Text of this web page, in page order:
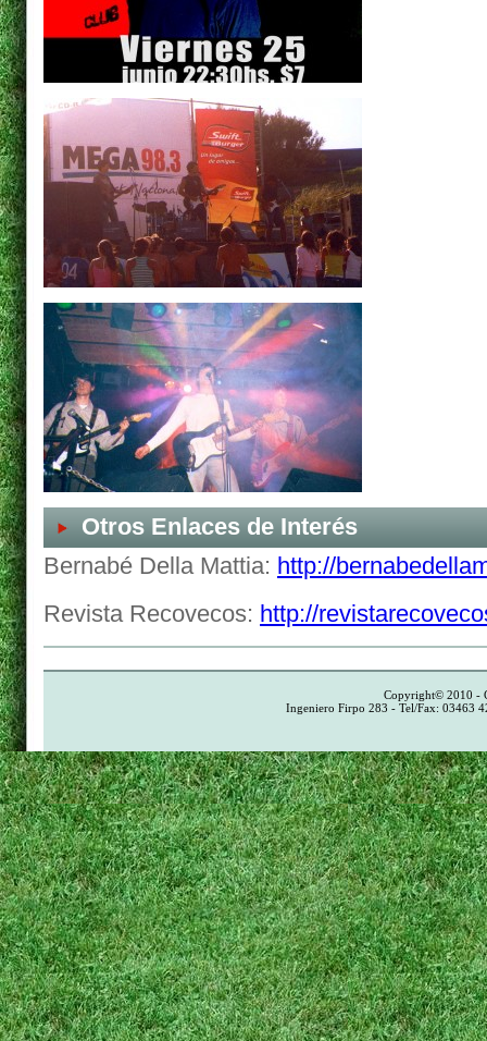
Otros Enlaces de Interés
Bernabé Della Mattia: http://
Revista Recovecos: http://
Copyright© 2010 -
Ingeniero Firpo 283 - Tel/Fax: 03463